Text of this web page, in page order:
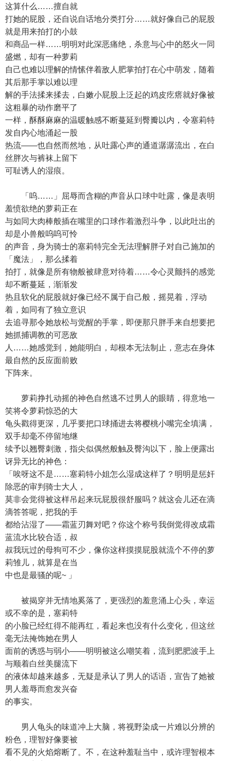
这算什么……擅自就
打她的屁股，还自说自话地分类打分……就好像自己的屁股
就是用来拍打的小鼓
和商品一样……明明对此深恶痛绝，杀意与心中的怒火一同
盛燃，却有一种萝莉
自己也难以理解的情愫伴着敌人肥掌拍打在心中萌发，随着
其后那手掌以难以理
解的手法揉来揉去，白嫩小屁股上泛起的鸡皮疙瘩就好像被
这粗暴的动作磨平了
一样，酥酥麻麻的温暖触感不断蔓延到臀瓣以内，令塞莉特
发自内心地涌起一股
热流——也自然而然地，从吐露心声的通道潺潺流出，在白
丝胖次与裤袜上留下
可耻诱人的湿痕。
「呜……」屈辱而含糊的声音从口球中吐露，像是表明
羞愤欲绝的萝莉正在
与如同大肉棒般插在嘴里的口球作着激烈斗争，以此吐出的
却是小兽般呜呜可怜
的声音，身为骑士的塞莉特完全无法理解胖子对自己施加的
「魔法」，那么揉着
拍打，就像是所有物般被肆意对待着……令心灵颤抖的感觉
却不断蔓延，渐渐发
热且软化的屁股就好像已经不属于自己般，摇晃着，浮动
着，如同有了独立意识
去追寻那令她放松与觉醒的手掌，即便那只胖手来自想要把
她抓捕调教的可恶敌
人……她感觉到，她能明白，却根本无法制止，意志在身体
最自然的反应面前败
下阵来。
萝莉挣扎动摇的神色自然逃不过男人的眼睛，得意地一
笑将令萝莉惊恐的大
龟头戳得更深，几乎要把口球捅进去将樱桃小嘴完全填满，
双手却毫不停留地继
续予以翘臀刺激，指尖似偶然般触及臀沟以下，脸上便露出
讶异无比的神色：
「唉呀这不是……塞莉特小姐怎么湿成这样了？明明是惩奸
除恶的审判骑士大人，
莫非会觉得被这样吊起来玩屁股很舒服吗？就这会儿还在滴
滴答答呢，把我的手
都给沾湿了——霜蓝刃舞对吧？你这个称号我倒觉得改成霜
蓝流水比较合适，叔
叔我玩过的母狗可不少，像你这样摸摸屁股就流个不停的萝
莉雏儿，就算是在当
中也是最骚的呢~ 」
被揭穿并无情地奚落了，更强烈的羞意涌上心头，幸运
或不幸的是，塞莉特
的小脸已经红得不能再红，看起来也没有什么变化，但这丝
毫无法掩饰她在男人
面前的诱惑与弱小——明明被这么嘲笑着，流到肥肥波手上
与顺着白丝美腿流下
的液体却越来越多，无疑是承认了男人的话语，宣告了她被
男人羞辱而愈发兴奋
的事实。
男人龟头的味道冲上大脑，将视野染成一片难以分辨的
粉色，理智好像要被
看不见的火焰熔断了。不，在这种羞耻当中，或许理智根本